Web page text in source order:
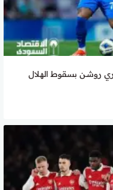
في ثاني أيام الجولة الـ 19 لدوري روشن بسقوط الهلال